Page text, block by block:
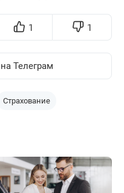
1 1
Телеграм
Страхование